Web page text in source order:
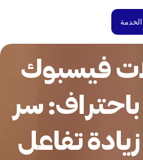
فيسبوك
سر
تفاعل